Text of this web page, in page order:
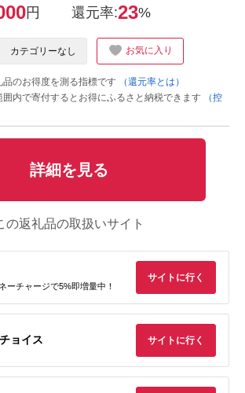
円 還元率:23%
カテゴリーなし お気に入り
のお得度を測る指標です
（還元率とは）
内で寄付するとお得にふるさと納税できます
（控
詳細を見る
の返礼品の取扱いサイト
ーチャージで5%即増量中！
サイトに行く
ョイス サイトに行く